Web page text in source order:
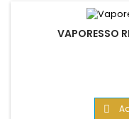
VAPORESSO
